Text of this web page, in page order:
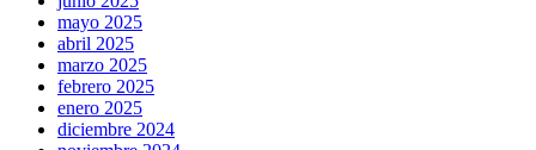
mayo 2025
abril 2025
marzo 2025
febrero 2025
enero 2025
diciembre 2024